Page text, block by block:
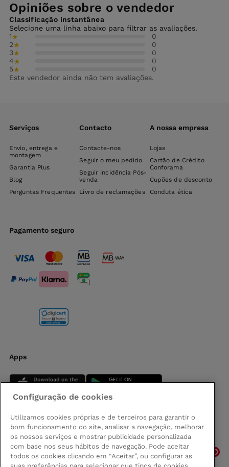
Opiniões sobre o vendedor
Classificação instantânea
Selecione uma linha abaixo para filtrar as avaliações.
1★
0
2★
0
3★
0
4★
0
5★
0
Este vendedor ainda não tem avaliações.
Serviços
Envio, entrega e
montagem
Garantia Plus
Blog
Perguntas Frequentes
Contacto
Contacte-nos
Seguir o meu pedido
Seguir incidência Pós-
venda
Livro de reclamações
A nossa empresa
Lojas
Cartão de Crédito
Conforama
Cupões de desconto
Conduta ética
Pagamento seguro
Apps
Siga-nos
Configuração de cookies
Utilizamos cookies próprias e de terceiros para garantir o
bom funcionamento do site, analisar a navegação, melhorar
os nossos serviços e mostrar publicidade personalizada
com base nos seus hábitos de navegação. Pode aceitar
todos os cookies clicando em “Aceitar”, ou configurar as